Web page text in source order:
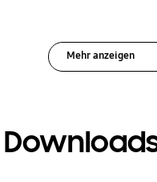
Mehr anzeigen